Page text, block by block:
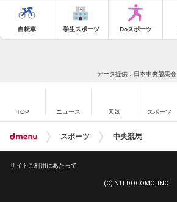
自転車 学生スポーツ Doスポーツ
データ提供：日本中央競馬会
TOP ニュース 天気 スポーツ
スポーツ 中央競馬
サイトご利用にあたって
(C) NTT DOCOMO, INC.